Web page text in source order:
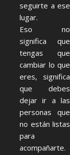
seguirte a ese
lugar.
Eso no
significa que
tengas que
cambiar lo que
eres, significa
que debes
dejar ir a las
personas que
no están listas
para
acompañarte.